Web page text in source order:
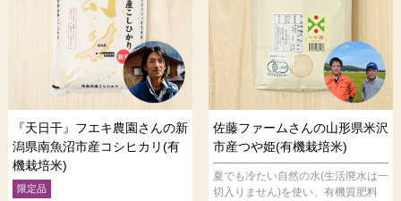
『天日干』フエキ農園さんの新
潟県南魚沼市産コシヒカリ(有
機栽培米)
限定品
佐藤ファームさんの山形県米沢
市産つや姫(有機栽培米)
夏でも冷たい自然の水(生活廃水は一
切入りません)を使い、有機質肥料